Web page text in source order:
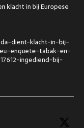
klacht in bij Europese
dient-klacht-in-bij-
enquete-tabak-en-
ingediend-bij-